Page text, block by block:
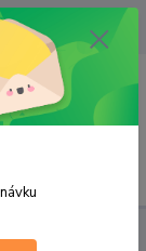
0,00 CZK